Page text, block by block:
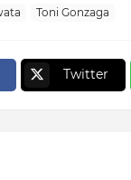
Toni Gonzaga
Twitter